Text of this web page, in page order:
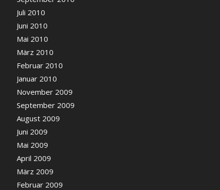
Juli 2010
Juni 2010
Mai 2010
März 2010
Februar 2010
Januar 2010
November 2009
September 2009
August 2009
Juni 2009
Mai 2009
April 2009
März 2009
Februar 2009